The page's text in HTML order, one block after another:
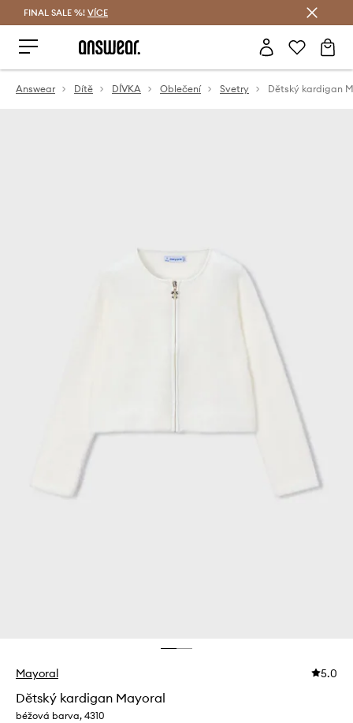
FINAL SALE %! VÍCE
Answear Dítě DÍVKA Oblečení Svetry Dětský kardigan
Mayoral 5.0
Dětský kardigan Mayoral
béžová barva, 4310